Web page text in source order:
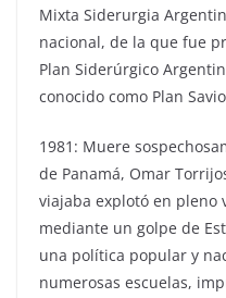
Mixta Siderurgia
nacional, de la que fue
Plan Siderúrgico
conocido como Plan
1981: Muere
de Panamá, Omar
viajaba explotó en pleno
mediante un golpe de
una política popular y
numerosas escuelas,